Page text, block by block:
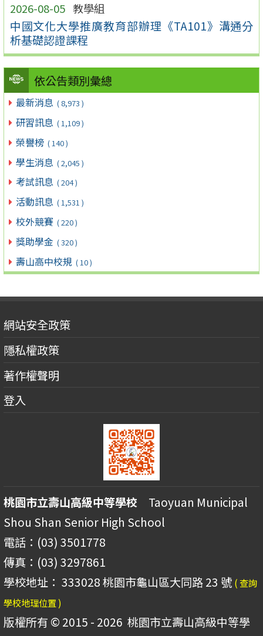
2026-08-05 教學組
中國文化大學推廣教育部辦理《TA101》溝通分
析基礎認證課程
依公告類別彙總
最新消息 ( 8,973 )
研習訊息 ( 1,109 )
榮譽榜 ( 140 )
學生消息 ( 2,045 )
考試訊息 ( 204 )
活動訊息 ( 1,531 )
校外競賽 ( 220 )
獎助學金 ( 320 )
壽山高中校規 ( 10 )
網站安全政策
隱私權政策
著作權聲明
登入
桃園市立壽山高級中等學校 Taoyuan Municipal
Shou Shan Senior High School
電話：(03) 3501778
傳真：(03) 3297861
學校地址： 333028 桃園市龜山區大同路 23 號 ( 查詢
學校地理位置 )
版權所有 © 2015 - 2026 桃園市立壽山高級中等學